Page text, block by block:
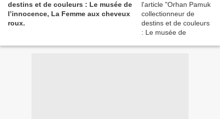
destins et de couleurs : Le musée de
l’innocence, La Femme aux cheveux
roux.